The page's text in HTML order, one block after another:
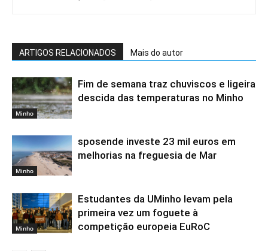
ARTIGOS RELACIONADOS Mais do autor
Minho
Fim de semana traz chuviscos e ligeira
descida das temperaturas no Minho
Minho
sposende investe 23 mil euros em
melhorias na freguesia de Mar
Minho
Estudantes da UMinho levam pela
primeira vez um foguete à
competição europeia EuRoC